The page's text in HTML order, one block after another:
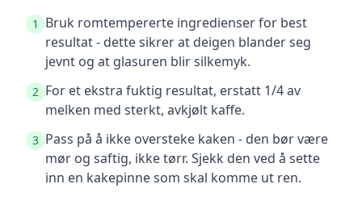
1
Bruk romtempererte ingredienser for best
resultat - dette sikrer at deigen blander seg
jevnt og at glasuren blir silkemyk.
2 For et ekstra fuktig resultat, erstatt 1/4 av
melken med sterkt, avkjølt kaffe.
3 Pass på å ikke oversteke kaken - den bør være
mør og saftig, ikke tørr. Sjekk den ved å sette
inn en kakepinne som skal komme ut ren.